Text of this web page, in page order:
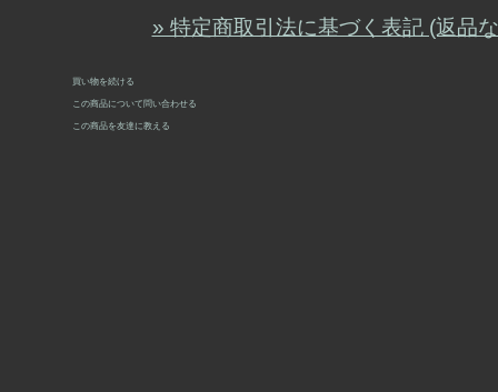
» 特定商取引法に基づく表記 (返品
買い物を続ける
この商品について問い合わせる
この商品を友達に教える